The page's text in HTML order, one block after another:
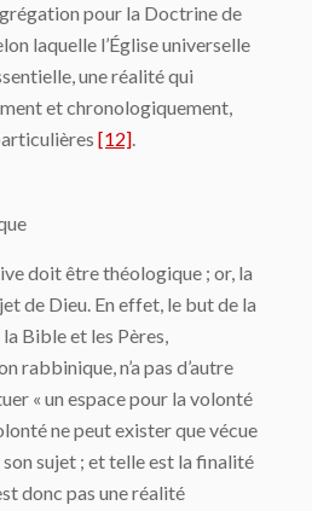
pour la Doctrine de
laquelle l’Église universelle
une réalité qui
et chronologiquement,
[12].
doit être théologique ; or, la
de Dieu. En effet, le but de la
Bible et les Pères,
rabbinique, n’a pas d’autre
« un espace pour la volonté
ne peut exister que vécue
sujet ; et telle est la finalité
donc pas une réalité